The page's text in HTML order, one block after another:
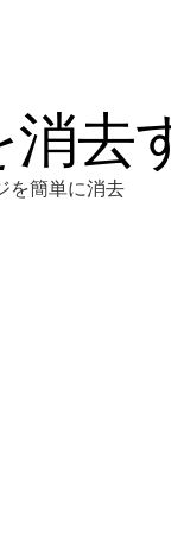
消去
を簡単に消去